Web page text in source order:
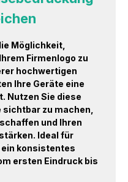
Möglichkeit,
Firmenlogo zu
hochwertigen
Ihre Geräte eine
Nutzen Sie diese
sichtbar zu machen,
und Ihren
Ideal für
ein konsistentes
ersten Eindruck bis